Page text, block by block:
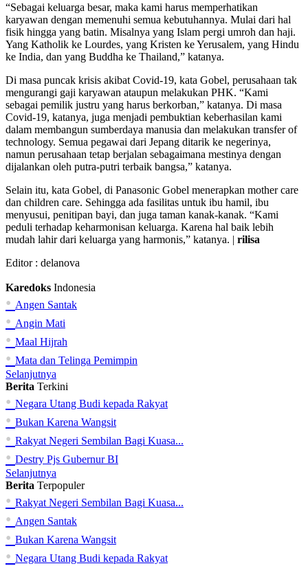
“Sebagai keluarga besar, maka kami harus memperhatikan
karyawan dengan memenuhi semua kebutuhannya. Mulai dari hal
fisik hingga yang batin. Misalnya yang Islam pergi umroh dan haji.
Yang Katholik ke Lourdes, yang Kristen ke Yerusalem, yang Hindu
ke India, dan yang Buddha ke Thailand,” katanya.
Di masa puncak krisis akibat Covid-19, kata Gobel, perusahaan tak
mengurangi gaji karyawan ataupun melakukan PHK. “Kami
sebagai pemilik justru yang harus berkorban,” katanya. Di masa
Covid-19, katanya, juga menjadi pembuktian keberhasilan kami
dalam membangun sumberdaya manusia dan melakukan transfer of
technology. Semua pegawai dari Jepang ditarik ke negerinya,
namun perusahaan tetap berjalan sebagaimana mestinya dengan
dijalankan oleh putra-putri terbaik bangsa,” katanya.
Selain itu, kata Gobel, di Panasonic Gobel menerapkan mother care
dan children care. Sehingga ada fasilitas untuk ibu hamil, ibu
menyusui, penitipan bayi, dan juga taman kanak-kanak. “Kami
peduli terhadap keharmonisan keluarga. Karena hal baik lebih
mudah lahir dari keluarga yang harmonis,” katanya. | rilisa
Editor : delanova
Karedoks Indonesia
• Angen Santak
• Angin Mati
• Maal Hijrah
• Mata dan Telinga Pemimpin
Selanjutnya
Berita Terkini
• Negara Utang Budi kepada Rakyat
• Bukan Karena Wangsit
• Rakyat Negeri Sembilan Bagi Kuasa...
• Destry Pjs Gubernur BI
Selanjutnya
Berita Terpopuler
• Rakyat Negeri Sembilan Bagi Kuasa...
• Angen Santak
• Bukan Karena Wangsit
• Negara Utang Budi kepada Rakyat